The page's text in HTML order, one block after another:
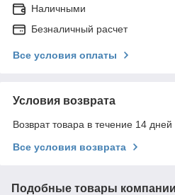
Наличными
Безналичный расчет
Все условия оплаты
Условия возврата
Возврат товара в течение 14
Все условия возврата
Подобные товары компании